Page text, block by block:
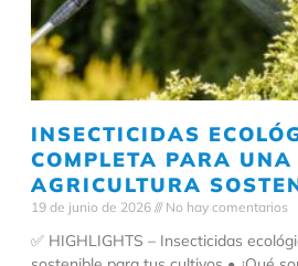
INSECTICIDAS
COMPLETA PARA UNA
AGRICULTURA
19 de junio de 2026 No hay comentarios
✅ HIGHLIGHTS – Insecticidas